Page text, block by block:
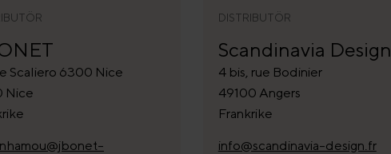
Scaliero 6300 Nice
Nice
DISTRIBUTÖR
Scandinavia Design
4 bis, rue Bodinier
49100 Angers
Frankrike
info@scandinavia-design.fr